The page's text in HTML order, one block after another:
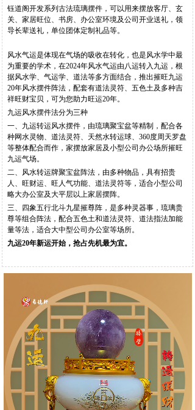
钰道阁开发系列古法琉璃摆件，可以用来摆放客厅、玄
关、家居旺位、书房、办公室环境及公司开业送礼，领
导长辈送礼，单位团体定制礼品等。
风水气运是体现在气场的吸收在转化，也是风水学中最
为重要的学术，在2024年风水气运由八运转入九运，根
据风水学、气运学、道法等多方面结合，推出摧旺九运
20年风水摆件阵法，配套有道法灵符、五色土及多种吉
祥旺财宝贝，可为您助力旺运20年。
九运风水摆件法分为三种
一、九运转运风水摆件，由琉璃聚宝盆等精制，配合各
种网水灵物、道法灵符、天然水转运球、360度周天罗盘
等整体配合而作，家摆放家居及小型公司办公场所摧旺
九运气场。
二、风水转运牌聚宝盆阵法，由多种物品，具有招贵
人、旺财运、旺人气功能、道法灵符等，适合小型公司
略大办公室及大平层以上家居摆阵。
三、四象五行北斗九星摧尊阵，是多种灵器事，琉璃贵
尊等组合阵法，配合五色土和道法灵符、道法指法加能
量等法，适合大中型公司办公室等场所。
九运20年新运开始，抢占先机最为宜。